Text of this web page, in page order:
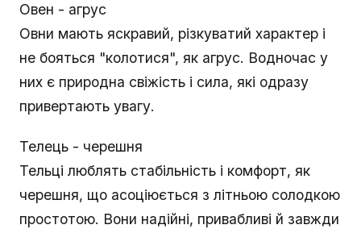
Овен - агрус
Овни мають яскравий, різкуватий характер і
не бояться "колотися", як агрус. Водночас у
них є природна свіжість і сила, які одразу
привертають увагу.
Телець - черешня
Тельці люблять стабільність і комфорт, як
черешня, що асоціюється з літньою солодкою
простотою. Вони надійні, привабливі й завжди